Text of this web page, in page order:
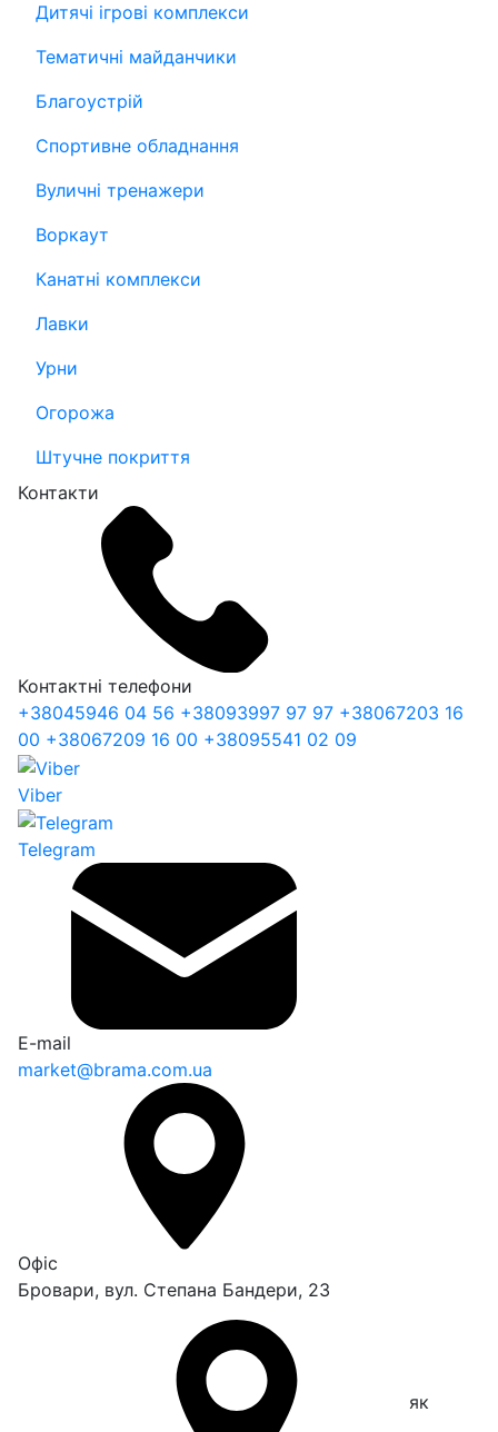
Дитячі ігрові комплекси
Тематичні майданчики
Благоустрій
Спортивне обладнання
Вуличні тренажери
Воркаут
Канатні комплекси
Лавки
Урни
Огорожа
Штучне покриття
Контакти
Контактні телефони
+38045946 04 56 +38093997 97 97 +38067203 16
00 +38067209 16 00 +38095541 02 09
Viber
Telegram
E-mail
market@brama.com.ua
Офіс
Бровари, вул. Степана Бандери, 23
як